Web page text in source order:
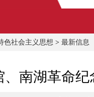
色社会主义思想 > 最新信息
南湖革命